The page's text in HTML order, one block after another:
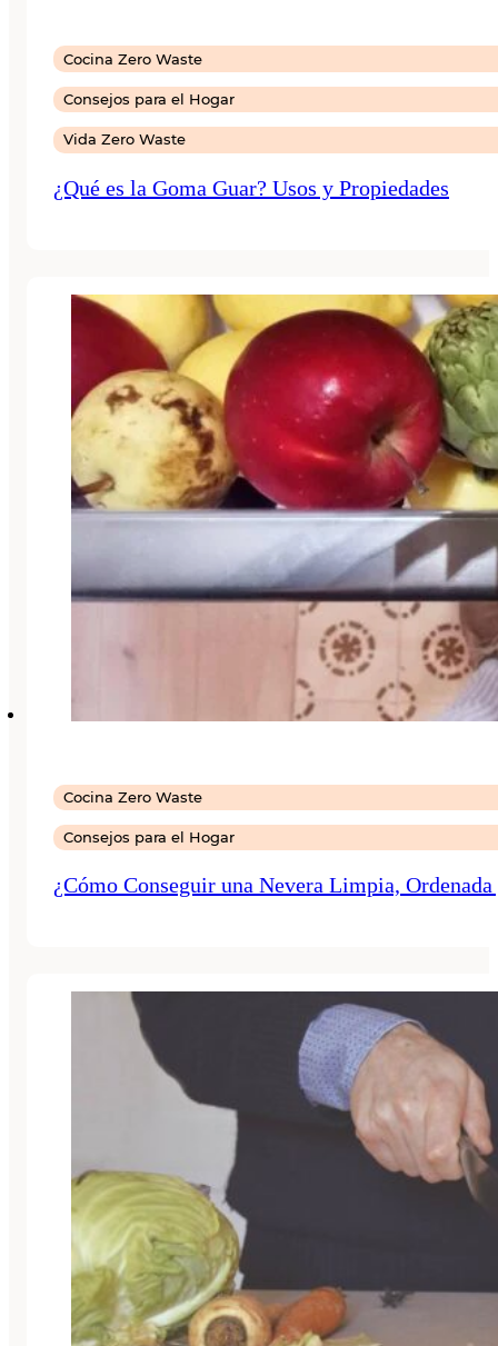
Cocina Zero Waste
Consejos para el Hogar
Vida Zero Waste
¿Qué es la Goma Guar? Usos y Propiedades
Cocina Zero Waste
Consejos para el Hogar
¿Cómo Conseguir una Nevera Limpia, Ordenada